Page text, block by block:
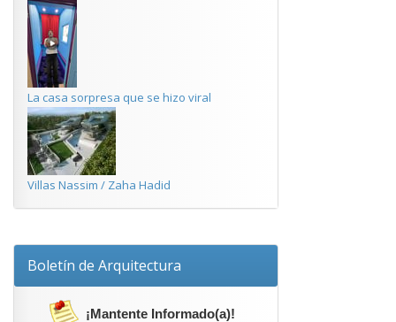
La casa sorpresa que se hizo viral
Villas Nassim / Zaha Hadid
Boletín de Arquitectura
¡Mantente Informado(a)!